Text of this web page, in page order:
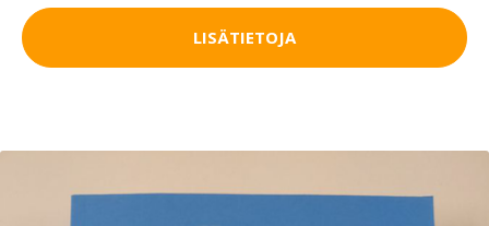
LISÄTIETOJA